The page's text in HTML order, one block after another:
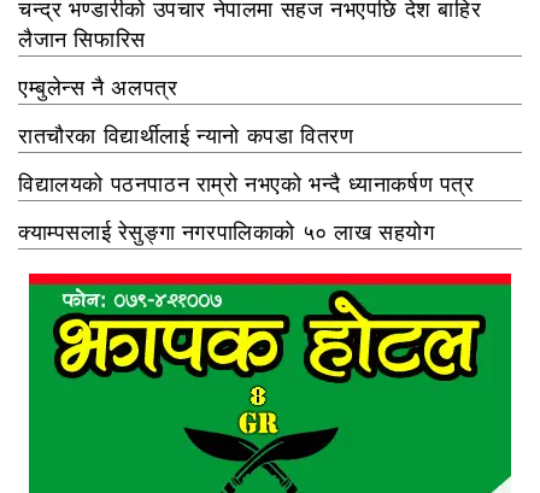
चन्द्र भण्डारीको उपचार नेपालमा सहज नभएपछि देश बाहिर
लैजान सिफारिस
एम्बुलेन्स नै अलपत्र
रातचौरका विद्यार्थीलाई न्यानो कपडा वितरण
विद्यालयको पठनपाठन राम्रो नभएको भन्दै ध्यानाकर्षण पत्र
क्याम्पसलाई रेसुङ्गा नगरपालिकाको ५० लाख सहयोग